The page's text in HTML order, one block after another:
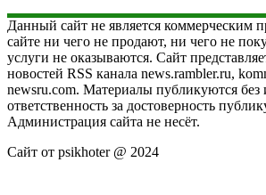
Данный сайт не является коммерческим
сайте ни чего не продают, ни чего не
услуги не оказываются. Сайт
новостей RSS канала news.rambler.ru,
newsru.com. Материалы публикуются без
ответственность за достоверность
Администрация сайта не несёт.
Сайт от psikhoter @ 2024